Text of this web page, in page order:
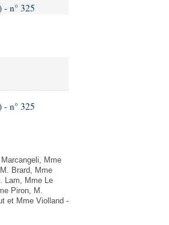
- n° 325
- n° 325
Mme
Brard, Mme
Lam, Mme Le
Piron, M.
et Mme Violland -